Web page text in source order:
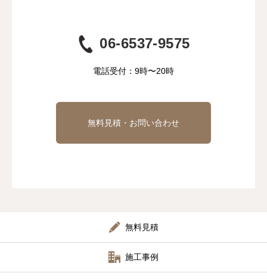
06-6537-9575
電話受付：9時〜20時
無料見積・お問い合わせ
無料見積
施工事例